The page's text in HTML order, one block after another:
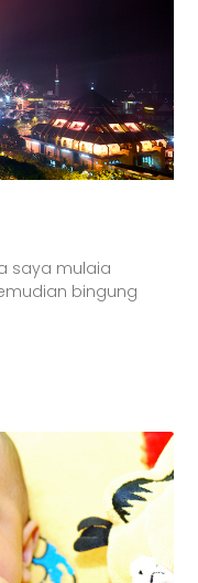
saya mulaia
bingung